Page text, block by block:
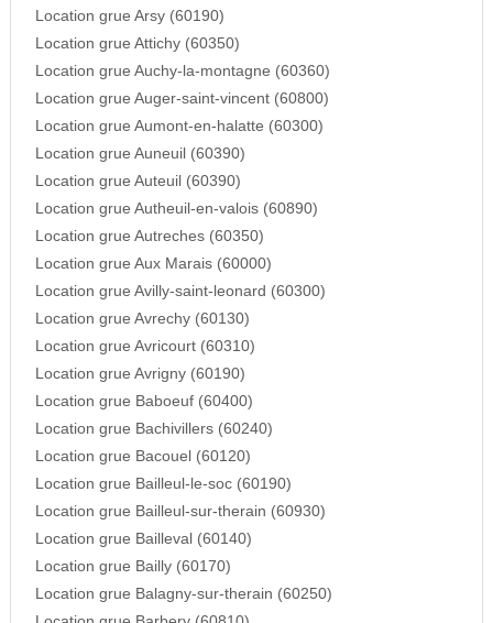
Location grue Arsy (60190)
Location grue Attichy (60350)
Location grue Auchy-la-montagne (60360)
Location grue Auger-saint-vincent (60800)
Location grue Aumont-en-halatte (60300)
Location grue Auneuil (60390)
Location grue Auteuil (60390)
Location grue Autheuil-en-valois (60890)
Location grue Autreches (60350)
Location grue Aux Marais (60000)
Location grue Avilly-saint-leonard (60300)
Location grue Avrechy (60130)
Location grue Avricourt (60310)
Location grue Avrigny (60190)
Location grue Baboeuf (60400)
Location grue Bachivillers (60240)
Location grue Bacouel (60120)
Location grue Bailleul-le-soc (60190)
Location grue Bailleul-sur-therain (60930)
Location grue Bailleval (60140)
Location grue Bailly (60170)
Location grue Balagny-sur-therain (60250)